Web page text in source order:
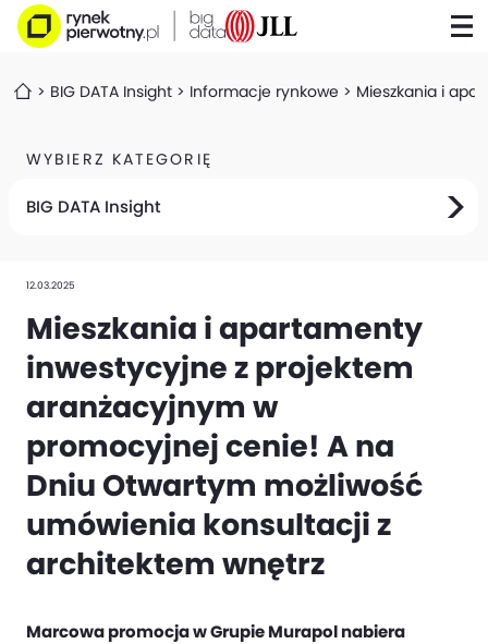
BIG DATA Insight Informacje rynkowe Mieszkania i
WYBIERZ KATEGORIĘ
BIG DATA Insight
12.03.2025
Mieszkania i apartamenty
inwestycyjne z projektem
aranżacyjnym w
promocyjnej cenie! A na
Dniu Otwartym możliwość
umówienia konsultacji z
architektem wnętrz
Marcowa promocja w Grupie Murapol nabiera